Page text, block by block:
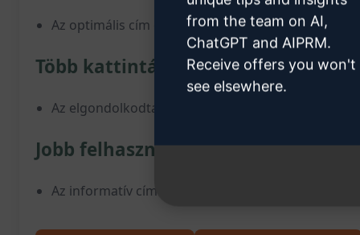
Az optimális cím és meta leírás növeli a weboldal
Több kattintás és látogató:
Az elgondolkodtató cím és érdekes meta leírás
Jobb felhasználói élmény:
Az informatív cím és leírás segít a
from the team on AI,
ChatGPT and AIPRM.
Receive offers you won't
see elsewhere.